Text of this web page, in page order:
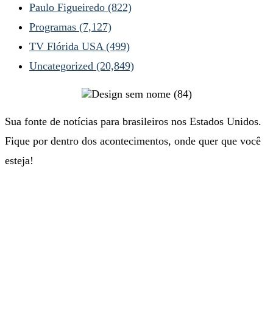
Paulo Figueiredo (822)
Programas (7,127)
TV Flórida USA (499)
Uncategorized (20,849)
Sua fonte de notícias para brasileiros nos Estados Unidos.
Fique por dentro dos acontecimentos, onde quer que você
esteja!